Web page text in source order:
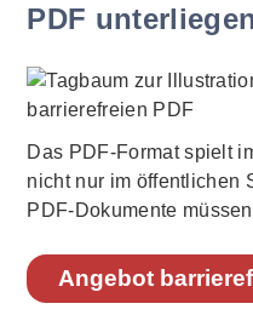
PDF
Das PDF-Format spielt
nicht nur im öffentlichen
PDF-Dokumente
Angebot